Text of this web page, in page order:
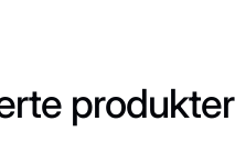
produkter